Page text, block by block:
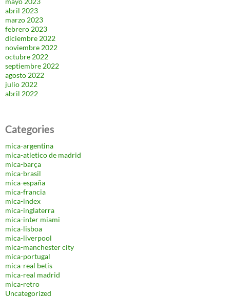
abril 2023
marzo 2023
febrero 2023
diciembre 2022
noviembre 2022
octubre 2022
septiembre 2022
agosto 2022
julio 2022
abril 2022
Categories
mica-argentina
mica-atletico de madrid
mica-barça
mica-brasil
mica-españa
mica-francia
mica-index
mica-inglaterra
mica-inter miami
mica-lisboa
mica-liverpool
mica-manchester city
mica-portugal
mica-real betis
mica-real madrid
mica-retro
Uncategorized